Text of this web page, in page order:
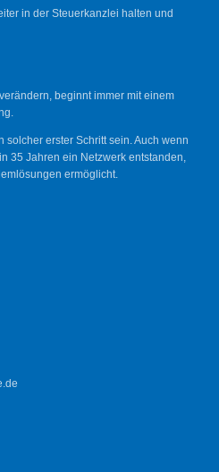
in der Steuerkanzlei halten und
beginnt immer mit einem
solcher erster Schritt sein. Auch wenn
35 Jahren ein Netzwerk entstanden,
ermöglicht.